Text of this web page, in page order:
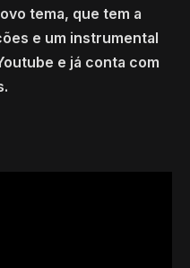
tema, que tem a
e um instrumental
e já conta com